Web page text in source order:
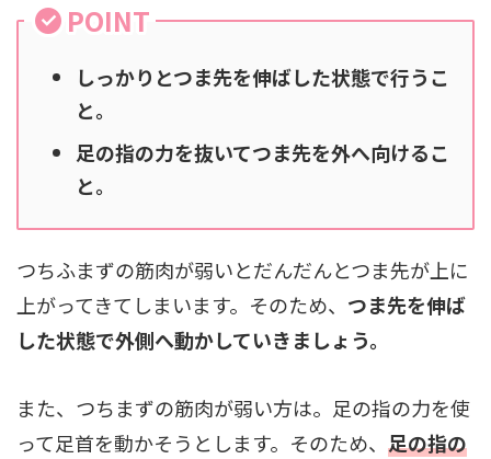
POINT
しっかりとつま先を伸ばした状態で行うこ
と。
足の指の力を抜いてつま先を外へ向けるこ
と。
つちふまずの筋肉が弱いとだんだんとつま先が上に
上がってきてしまいます。そのため、 つま先を伸ば
した状態で外側へ動かしていきましょう。
また、つちまずの筋肉が弱い方は。足の指の力を使
って足首を動かそうとします。そのため、 足の指の